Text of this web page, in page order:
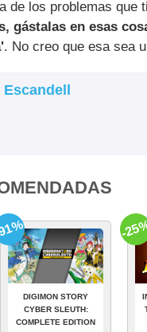
de los problemas que
gástalas en esas
. No creo que esa sea
DIGIMON STORY
CYBER SLEUTH:
COMPLETE EDITION
-